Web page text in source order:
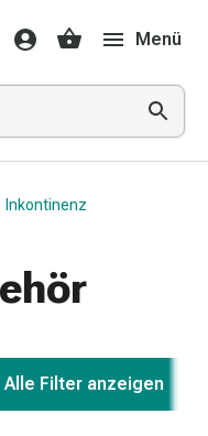
Menü
Inkontinenz
Alle Filter anzeigen